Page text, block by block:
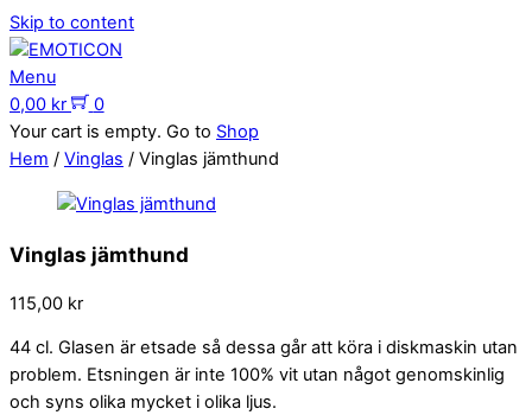
Skip to content
Menu
0,00 kr
0
Your cart is empty. Go to Shop
Hem / Vinglas / Vinglas jämthund
Vinglas jämthund
115,00 kr
44 cl. Glasen är etsade så dessa går att köra i diskmaskin utan
problem. Etsningen är inte 100% vit utan något genomskinlig
och syns olika mycket i olika ljus.